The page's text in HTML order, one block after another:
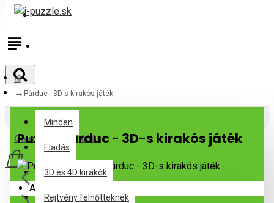
Bejelentkezés
Minden
Minden
Eladás
3D és 4D kirakók
Rejtvény felnőtteknek
0 termék(ek) - 0,00€
Az Ön kosara üres!
Párduc - 3D-s kirakós játék
Puzzle Párduc - 3D-s kirakós játék